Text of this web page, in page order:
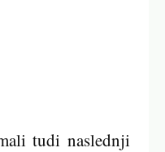
tudi naslednji